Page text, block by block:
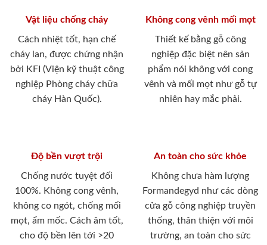
Vật liệu chống cháy
Cách nhiệt tốt, hạn chế
cháy lan, được chứng nhận
bởi KFI (Viện kỹ thuật công
nghiệp Phòng cháy chữa
cháy Hàn Quốc).
Không cong vênh mối mọt
Thiết kế bằng gỗ công
nghiệp đặc biệt nên sản
phẩm nói không với cong
vênh và mối mọt như gỗ tự
nhiên hay mắc phải.
Độ bền vượt trội
Chống nước tuyệt đối
100%. Không cong vênh,
không co ngót, chống mối
mọt, ẩm mốc. Cách âm tốt,
cho độ bền lên tới >20
An toàn cho sức khỏe
Không chưa hàm lượng
Formandegyd như các dòng
cửa gỗ công nghiệp truyền
thống, thân thiện với môi
trường, an toàn cho sức